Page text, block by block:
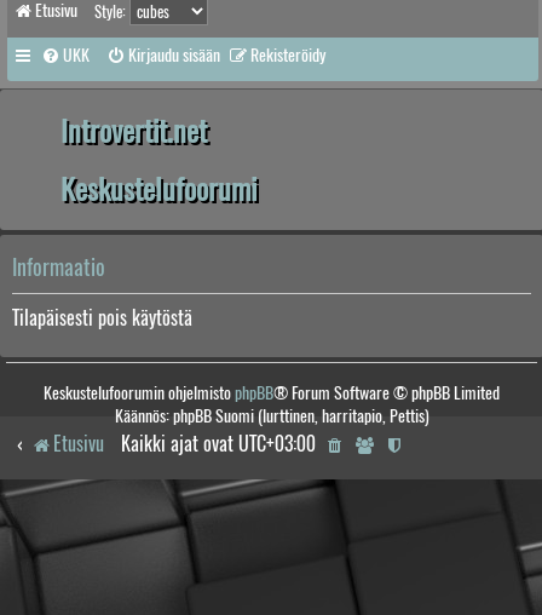
Etusivu Style:
UKK Kirjaudu sisään Rekisteröidy
Introvertit.net
Keskustelufoorumi
Informaatio
Tilapäisesti pois käytöstä
Keskustelufoorumin ohjelmistophpBB® Forum Software © phpBB Limited
Käännös: phpBB Suomi (lurttinen, harritapio, Pettis)
Etusivu Kaikki ajat ovat UTC+03:00